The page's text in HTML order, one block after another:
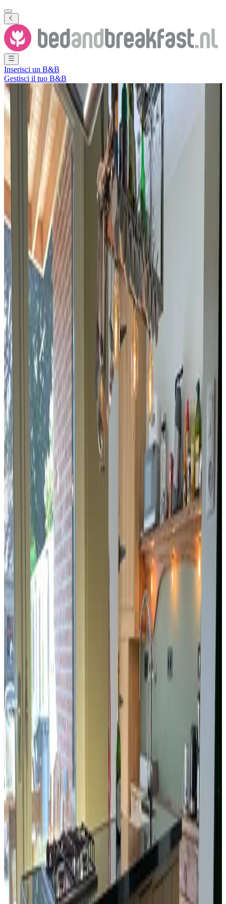
Inserisci un B&B
Gestisci il tuo B&B
Mostra tutte le foto
Mostra tutte le foto
Klein Herenhuis
Zelanda , Paesi Bassi
Richiesta non vincolante
Residence
1 casa vacanze
Purtroppo la descrizione di questo alloggio non è disponibile nella
tua lingua.
Our holiday home is located in the center of the picturesque, historic
town of Sluis, where shops are open 7 days a week. You can choose
from numerous restaurants catering to a variety of nationalities.
Cycling enthusiasts will also find plenty to enjoy. You can cycle
around Sluis along the ramparts, along the Damse Vaart canal to
Bruges, and Hoeke and Damme are also highly recommended. Or
head towards the coast, via Retranchement.
Numero di licenza
1714CF9EE61711A98BCB
Servizi
Terrazza (uso comune)
Giardino
Cucina (uso comune)
Soggiorno
Divieto di fumo in tutta la struttura
WiFi gratuito
Altri servizi
Indica la data di arrivo
Scegli le date del tuo soggiorno per disponibilità e prezzi
Seleziona le date del tuo soggiorno
Date
Seleziona le date del tuo soggiorno
Persone
Scegli le date del tuo soggiorno per disponibilità e prezzi
casa vacanze per il tuo soggiorno
Altre foto
Vakantiehuis 1
Casa vacanze
Informazioni sulla camera
Senza colazione
80 m²
Bagno privato
Terrazza privata
Cucina privata
Vista su monumento/sito storico
Ingresso indipendente
WiFi gratuito
Scegli le date del tuo soggiorno per disponibilità e prezzi
Date
Persone
Seleziona le date del tuo soggiorno
Nessun costo di prenotazione o commissioni
La tua richiesta è senza impegno
Prenoti direttamente con il proprietario
Tassa di soggiorno inclusa
Servizi